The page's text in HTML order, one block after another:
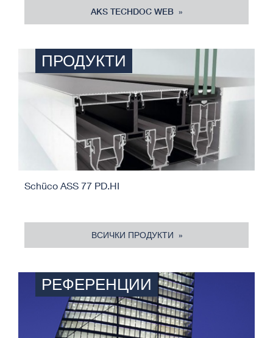
AKS TECHDOC WEB
ПРОДУКТИ
Schüco ASS 77 PD.HI
ВСИЧКИ ПРОДУКТИ
РЕФЕРЕНЦИИ